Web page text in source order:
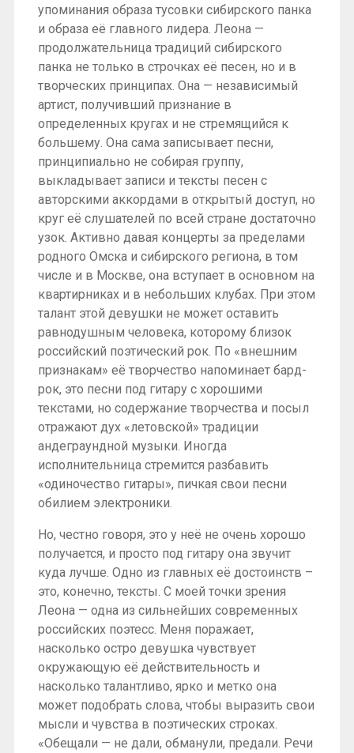
упоминания образа тусовки сибирского панка
и образа её главного лидера. Леона —
продолжательница традиций сибирского
панка не только в строчках её песен, но и в
творческих принципах. Она — независимый
артист, получивший признание в
определенных кругах и не стремящийся к
большему. Она сама записывает песни,
принципиально не собирая группу,
выкладывает записи и тексты песен с
авторскими аккордами в открытый доступ, но
круг её слушателей по всей стране достаточно
узок. Активно давая концерты за пределами
родного Омска и сибирского региона, в том
числе и в Москве, она вступает в основном на
квартирниках и в небольших клубах. При этом
талант этой девушки не может оставить
равнодушным человека, которому близок
российский поэтический рок. По «внешним
признакам» её творчество напоминает бард-
рок, это песни под гитару с хорошими
текстами, но содержание творчества и посыл
отражают дух «летовской» традиции
андеграундной музыки. Иногда
исполнительница стремится разбавить
«одиночество гитары», пичкая свои песни
обилием электроники.
Но, честно говоря, это у неё не очень хорошо
получается, и просто под гитару она звучит
куда лучше. Одно из главных её достоинств –
это, конечно, тексты. С моей точки зрения
Леона — одна из сильнейших современных
российских поэтесс. Меня поражает,
насколько остро девушка чувствует
окружающую её действительность и
насколько талантливо, ярко и метко она
может подобрать слова, чтобы выразить свои
мысли и чувства в поэтических строках.
«Обещали — не дали, обманули, предали. Речи